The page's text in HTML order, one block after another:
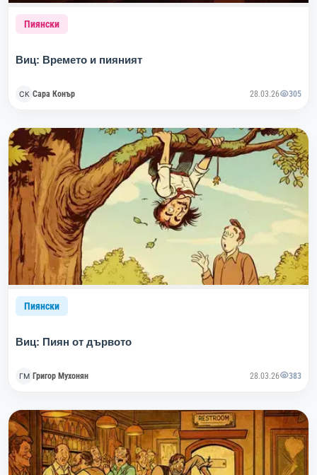
Пиянски
Виц: Времето и пияният
Сара Конър 28.03.26 305
Пиянски
Виц: Пиян от дървото
Григор Мухонян 28.03.26 383